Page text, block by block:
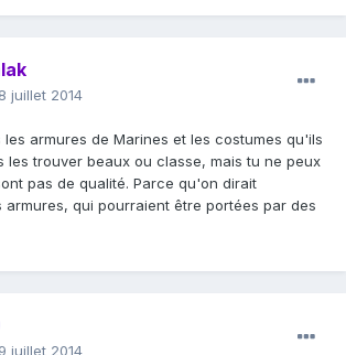
juillet 2014
armures de Marines et les costumes qu'ils
les trouver beaux ou classe, mais tu ne peux
pas de qualité. Parce qu'on dirait
armures, qui pourraient être portées par des
juillet 2014